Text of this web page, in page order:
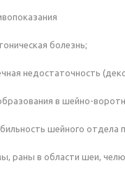
болезнь;
недостаточность
в шейно-
шейного отдела
раны в области шеи,